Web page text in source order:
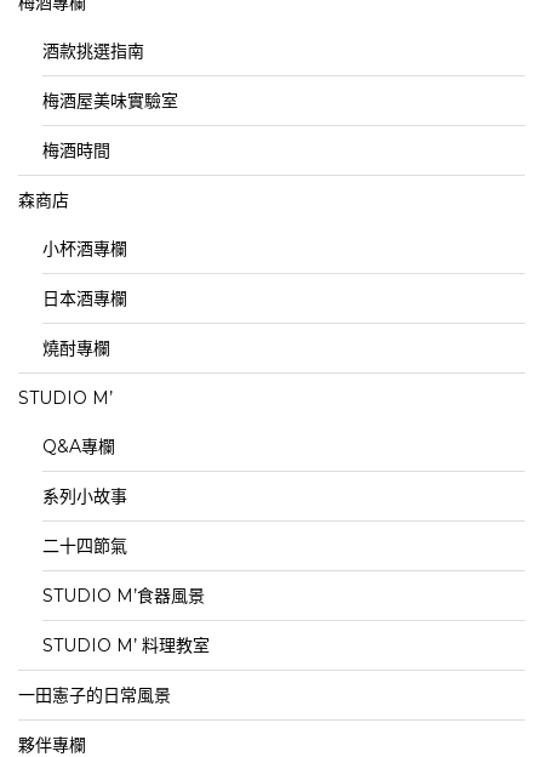
酒款挑選指南
梅酒屋美味實驗室
梅酒時間
森商店
小杯酒專欄
日本酒專欄
燒酎專欄
STUDIO M’
Q&A專欄
系列小故事
二十四節氣
STUDIO M’食器風景
STUDIO M’ 料理教室
一田憲子的日常風景
夥伴專欄